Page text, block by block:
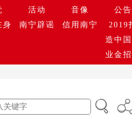
活动 音像
公告
身
南宁辟谣 信用南宁
2019
造中
业金